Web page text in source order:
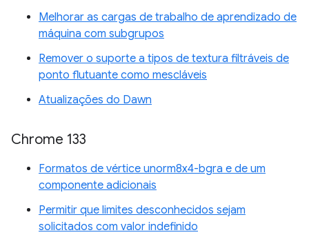
Melhorar as cargas de trabalho de aprendizado de
máquina com subgrupos
Remover o suporte a tipos de textura filtráveis de
ponto flutuante como mescláveis
Atualizações do Dawn
Chrome 133
Formatos de vértice unorm8x4-bgra e de um
componente adicionais
Permitir que limites desconhecidos sejam
solicitados com valor indefinido